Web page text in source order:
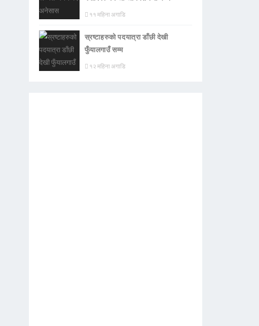
११ महिना अगाडि
स्रष्टाहरुको पदयात्रा डाँछी देखी
फुँयालगाउँ सम्म
१२ महिना अगाडि